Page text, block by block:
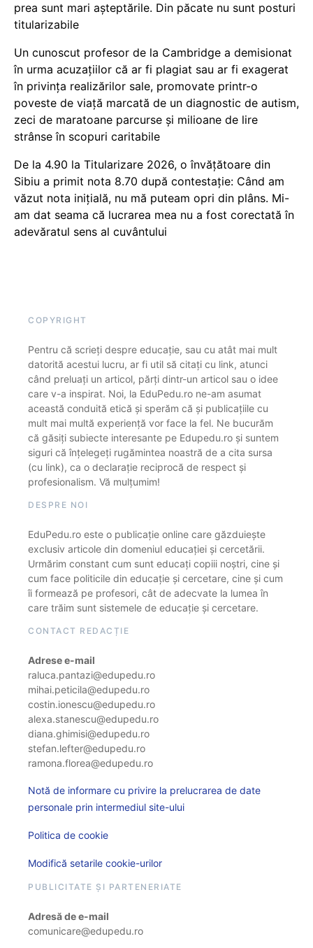
prea sunt mari așteptările. Din păcate nu sunt posturi
titularizabile
Un cunoscut profesor de la Cambridge a demisionat
în urma acuzațiilor că ar fi plagiat sau ar fi exagerat
în privința realizărilor sale, promovate printr-o
poveste de viață marcată de un diagnostic de autism,
zeci de maratoane parcurse și milioane de lire
strânse în scopuri caritabile
De la 4.90 la Titularizare 2026, o învățătoare din
Sibiu a primit nota 8.70 după contestație: Când am
văzut nota inițială, nu mă puteam opri din plâns. Mi-
am dat seama că lucrarea mea nu a fost corectată în
adevăratul sens al cuvântului
COPYRIGHT
Pentru că scrieți despre educație, sau cu atât mai mult
datorită acestui lucru, ar fi util să citați cu link, atunci
când preluați un articol, părți dintr-un articol sau o idee
care v-a inspirat. Noi, la EduPedu.ro ne-am asumat
această conduită etică și sperăm că și publicațiile cu
mult mai multă experiență vor face la fel. Ne bucurăm
că găsiți subiecte interesante pe Edupedu.ro și suntem
siguri că înțelegeți rugămintea noastră de a cita sursa
(cu link), ca o declarație reciprocă de respect și
profesionalism. Vă mulțumim!
DESPRE NOI
EduPedu.ro este o publicație online care găzduiește
exclusiv articole din domeniul educației și cercetării.
Urmărim constant cum sunt educați copiii noștri, cine și
cum face politicile din educație și cercetare, cine și cum
îi formează pe profesori, cât de adecvate la lumea în
care trăim sunt sistemele de educație și cercetare.
CONTACT REDACȚIE
Adrese e-mail
raluca.pantazi@edupedu.ro
mihai.peticila@edupedu.ro
costin.ionescu@edupedu.ro
alexa.stanescu@edupedu.ro
diana.ghimisi@edupedu.ro
stefan.lefter@edupedu.ro
ramona.florea@edupedu.ro
Notă de informare cu privire la prelucrarea de date
personale prin intermediul site-ului
Politica de cookie
Modifică setarile cookie-urilor
PUBLICITATE ȘI PARTENERIATE
Adresă de e-mail
comunicare@edupedu.ro